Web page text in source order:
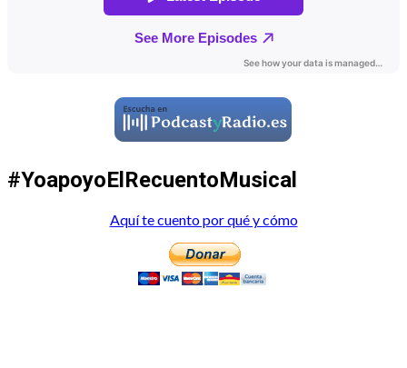
#YoapoyoElRecuentoMusical
Aquí te cuento por qué y cómo